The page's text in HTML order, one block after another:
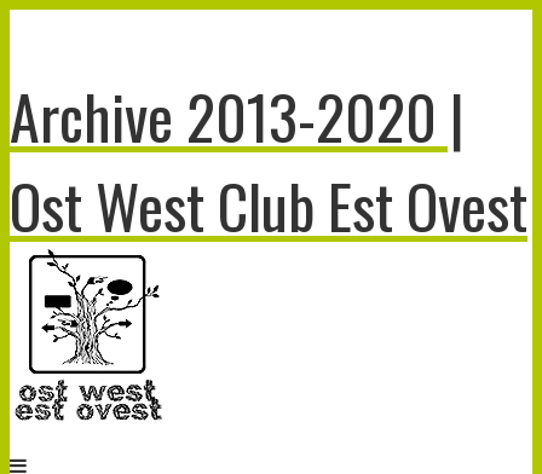
Archive 2013-2020 |
Ost West Club Est Ovest